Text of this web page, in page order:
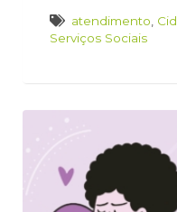
atendimento
Serviços Sociais